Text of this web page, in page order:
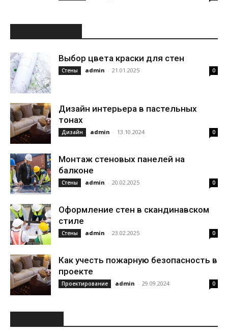
Выбор цвета краски для стен
Стены admin - 21.01.2025 0
Дизайн интерьера в пастельных
тонах
Дизайн admin - 13.10.2024 0
Монтаж стеновых панелей на
балконе
Стены admin - 20.02.2025 0
Оформление стен в скандинавском
стиле
Стены admin - 23.02.2025 0
Как учесть пожарную безопасность в
проекте
Проектирование admin - 29.09.2024 0